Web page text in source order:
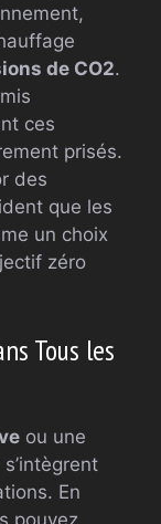
de CO2.
ces
prisés.
des
que les
un choix
zéro
Tous les
ou une
En
pouvez